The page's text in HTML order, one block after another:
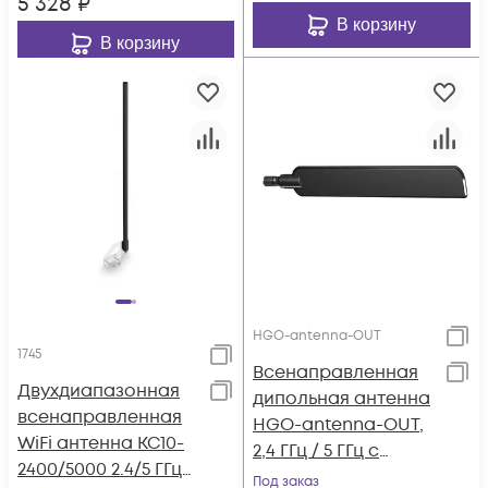
В корзину
В корзину
1745
Двухдиапазонная
всенаправленная
WiFi антенна KC10-
2400/5000 2.4/5 ГГц
HGO-antenna-OUT
Всенаправленная
дипольная антенна
HGO-antenna-OUT,
2,4 ГГц / 5 ГГц с
разъемами RP-SMA
Под заказ